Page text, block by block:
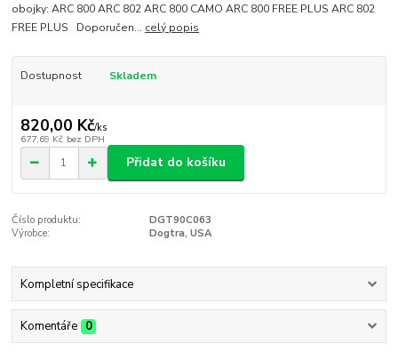
obojky: ARC 800 ARC 802 ARC 800 CAMO ARC 800 FREE PLUS ARC 802
FREE PLUS Doporučen... celý popis
Dostupnost Skladem
820,00 Kč/ks
677,69 Kč bez DPH
Přidat do košíku
Číslo produktu:
DGT90C063
Výrobce:
Dogtra, USA
Kompletní specifikace
Komentáře 0